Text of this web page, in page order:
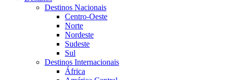
Destinos Nacionais
Centro-Oeste
Norte
Nordeste
Sudeste
Sul
Destinos Internacionais
África